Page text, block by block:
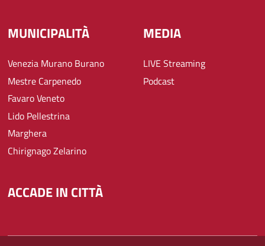
MUNICIPALITÀ
Venezia Murano Burano
Mestre Carpenedo
Favaro Veneto
Lido Pellestrina
Marghera
Chirignago Zelarino
MEDIA
LIVE Streaming
Podcast
ACCADE IN CITTÀ